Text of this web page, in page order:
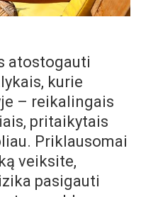
atostogauti
kurie
– reikalingais
pritaikytais
Priklausomai
veiksite,
pasigauti